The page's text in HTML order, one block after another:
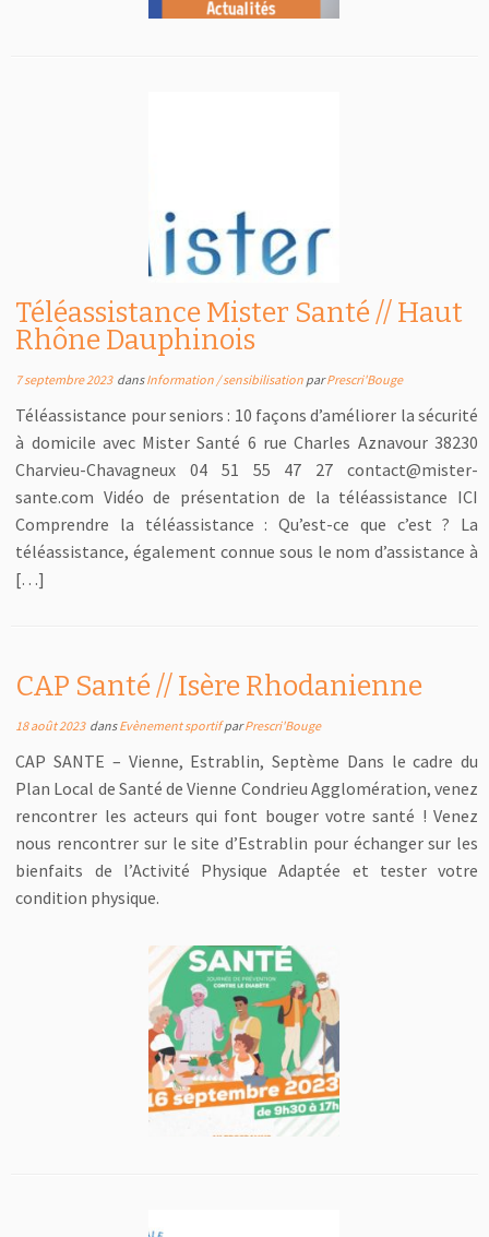
Téléassistance Mister Santé // Haut
Rhône Dauphinois
7 septembre 2023dansInformation / sensibilisation parPrescri'Bouge
Téléassistance pour seniors : 10 façons d’améliorer la sécurité
à domicile avec Mister Santé 6 rue Charles Aznavour 38230
Charvieu-Chavagneux 04 51 55 47 27 contact@mister-
sante.com Vidéo de présentation de la téléassistance ICI
Comprendre la téléassistance : Qu’est-ce que c’est ? La
téléassistance, également connue sous le nom d’assistance à
[…]
CAP Santé // Isère Rhodanienne
18 août 2023dansEvènement sportifparPrescri'Bouge
CAP SANTE – Vienne, Estrablin, Septème Dans le cadre du
Plan Local de Santé de Vienne Condrieu Agglomération, venez
rencontrer les acteurs qui font bouger votre santé ! Venez
nous rencontrer sur le site d’Estrablin pour échanger sur les
bienfaits de l’Activité Physique Adaptée et tester votre
condition physique.